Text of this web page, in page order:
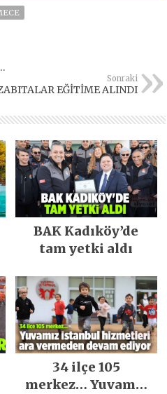
Sonraki
EĞİTİME ALINDI
BAK Kadıköy’de
tam yetki aldı
34 ilçe 105
merkez… Yuvamız